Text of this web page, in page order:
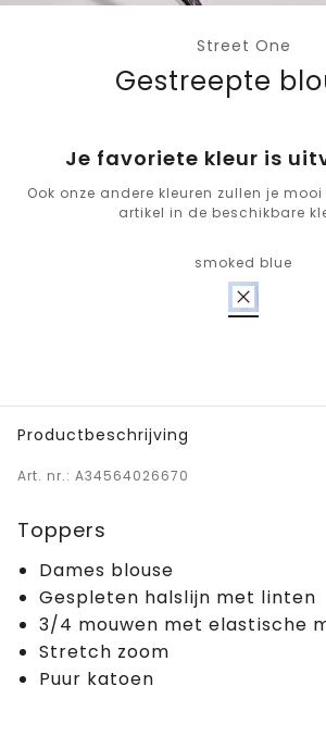
Street One
Gestreepte
Je favoriete kleur is
Ook onze andere kleuren zullen je
artikel in de beschikbare
smoked blue
Productbeschrijving
Art. nr.: A34564026670
Toppers
Dames blouse
Gespleten halslijn met linten
3/4 mouwen met elastische
Stretch zoom
Puur katoen